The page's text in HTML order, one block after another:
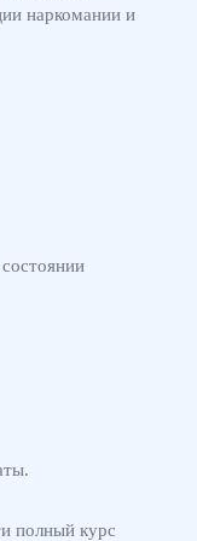
наркомании и
полный курс